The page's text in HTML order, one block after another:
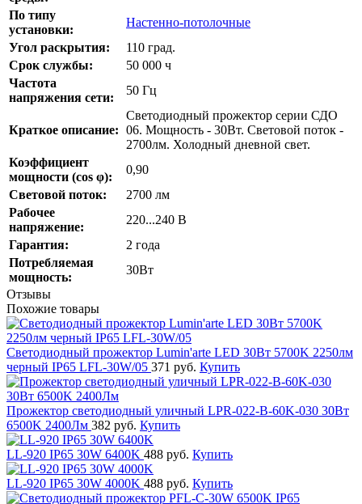
По типу
установки:
Настенно-потолочные
Угол раскрытия:
110 град.
Срок службы:
50 000 ч
Частота
напряжения сети:
50 Гц
Краткое описание:
Светодиодный прожектор серии СДО
06. Мощность - 30Вт. Световой поток -
2700лм. Холодный дневной свет.
Коэффициент
мощности (cos φ):
0,90
Cветовой поток:
2700 лм
Рабочее
напряжение:
220...240 В
Гарантия:
2 года
Потребляемая
мощность:
30Вт
Отзывы
Похожие товары
Светодиодный прожектор Lumin'arte LED 30Вт 5700K 2250лм
черный IP65 LFL-30W/05 371 руб. Купить
Прожектор светодиодный уличный LPR-022-B-60K-030 30Вт
6500K 2400Лм 382 руб. Купить
LL-920 IP65 30W 6400K 488 руб. Купить
LL-920 IP65 30W 4000K 488 руб. Купить